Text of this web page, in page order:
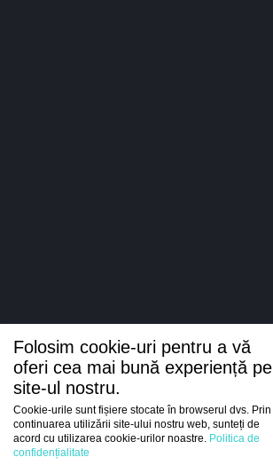
Intrați
Folosim cookie-uri pentru a vă
oferi cea mai bună experiență pe
site-ul nostru.
Cookie-urile sunt fișiere stocate în browserul dvs. Prin
continuarea utilizării site-ului nostru web, sunteți de
acord cu utilizarea cookie-urilor noastre. Politica de
confidențialitate